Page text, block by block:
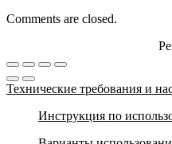
Comments are closed.
Технические требования и
Инструкция по